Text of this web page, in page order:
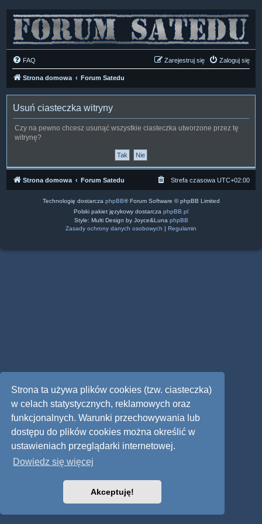
Strona ta używa plików cookies (tzw. ciasteczka)
w celach statystycznych, reklamowych oraz
funkcjonalnych. Warunki przechowywania lub
dostępu do plików cookies można określić w
ustawieniach przeglądarki internetowej.
Dowiedz się więcej
Akceptuję!
FAQ Zaloguj się
Zarejestruj się
Strona domowa Forum Satedu
Usuń ciasteczka witryny
Czy na pewno chcesz usunąć wszystkie ciasteczka utworzone przez tę
witrynę?
Strona domowa Forum Satedu Strefa czasowa UTC+02:00
Technologię dostarcza phpBB® Forum Software © phpBB Limited
Polski pakiet językowy dostarcza phpBB.pl
Style: Multi Design by Joyce&Luna phpBB
Zasady ochrony danych osobowych | Regulamin